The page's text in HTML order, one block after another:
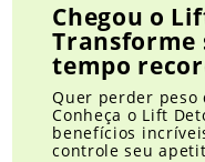
Chegou o
Transforme
tempo
Quer perder peso
Conheça o Lift
benefícios
controle seu